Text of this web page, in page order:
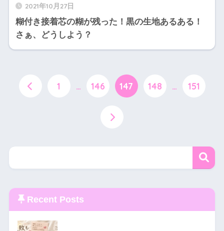
2021年10月27日
糊付き接着芯の糊が残った！黒の生地あるある！
さぁ、どうしよう？
1 … 146 147 148 … 151
Recent Posts